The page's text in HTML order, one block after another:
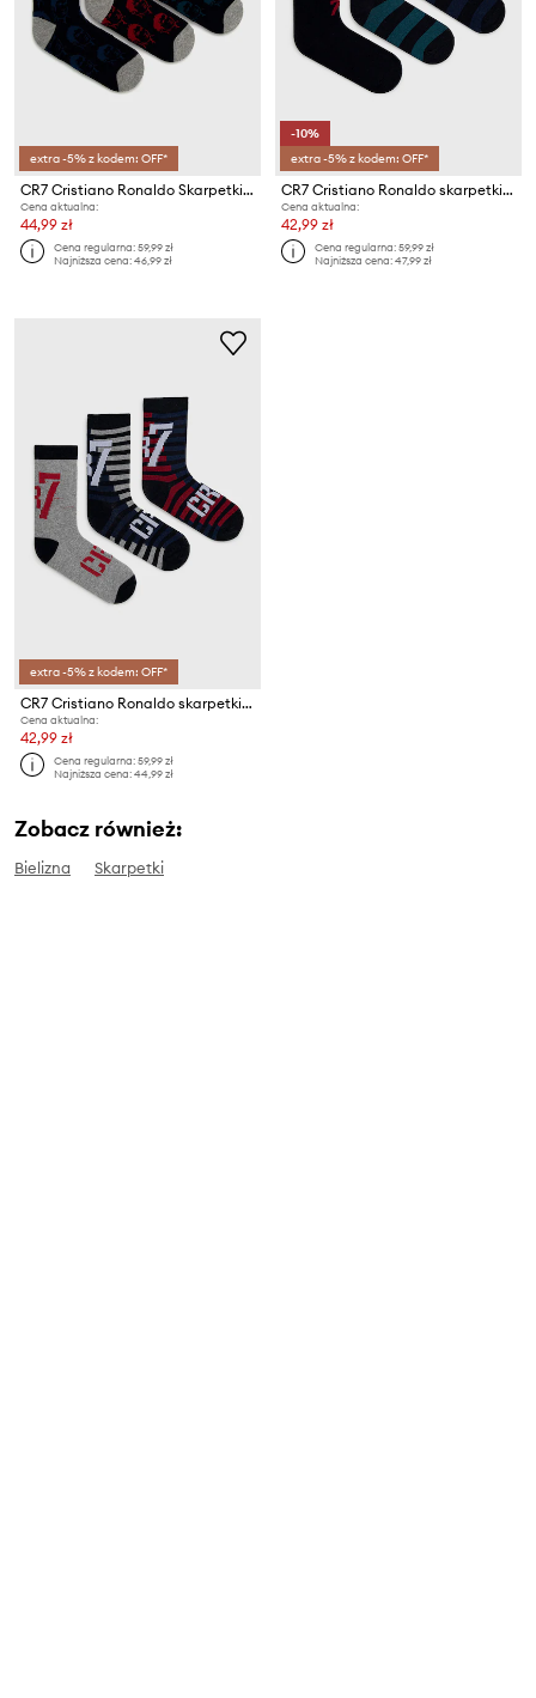
extra -5% z kodem: OFF*
CR7 Cristiano Ronaldo Skarpetki dziecięce (3-pack)
Cena aktualna:
44,99 zł
Cena regularna:59,99 zł
Najniższa cena:46,99 zł
-10%
extra -5% z kodem: OFF*
CR7 Cristiano Ronaldo skarpetki dziecięce 3-pack
Cena aktualna:
42,99 zł
Cena regularna:59,99 zł
Najniższa cena:47,99 zł
extra -5% z kodem: OFF*
CR7 Cristiano Ronaldo skarpetki dziecięce 3-pack
Cena aktualna:
42,99 zł
Cena regularna:59,99 zł
Najniższa cena:44,99 zł
Zobacz również:
Bielizna Skarpetki